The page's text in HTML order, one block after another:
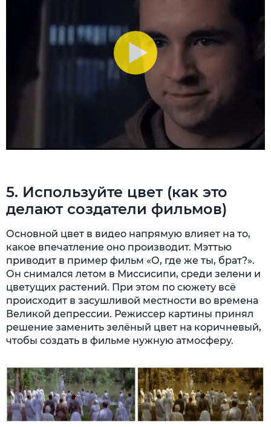
5. Используйте цвет (как это
делают создатели фильмов)
Основной цвет в видео напрямую влияет на то,
какое впечатление оно производит. Мэттью
приводит в пример фильм «О, где же ты, брат?».
Он снимался летом в Миссисипи, среди зелени и
цветущих растений. При этом по сюжету всё
происходит в засушливой местности во времена
Великой депрессии. Режиссер картины принял
решение заменить зелёный цвет на коричневый,
чтобы создать в фильме нужную атмосферу.